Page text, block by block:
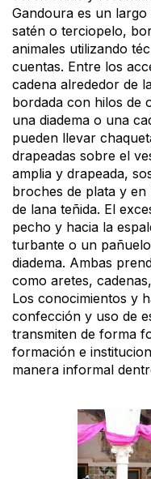
Gandoura es un
satén o terciopelo,
animales utilizando
cuentas. Entre los
cadena alrededor de
bordada con hilos de
una diadema o una
pueden llevar
drapeadas sobre el
amplia y drapeada,
broches de plata y
de lana teñida. El
pecho y hacia la
turbante o un
diadema. Ambas
como aretes,
Los conocimientos y
confección y uso de
transmiten de forma
formación e
manera informal